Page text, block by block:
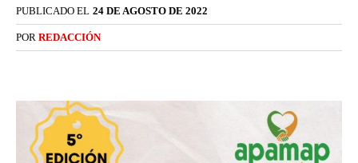
PUBLICADO EL 24 DE AGOSTO DE 2022
POR REDACCIÓN